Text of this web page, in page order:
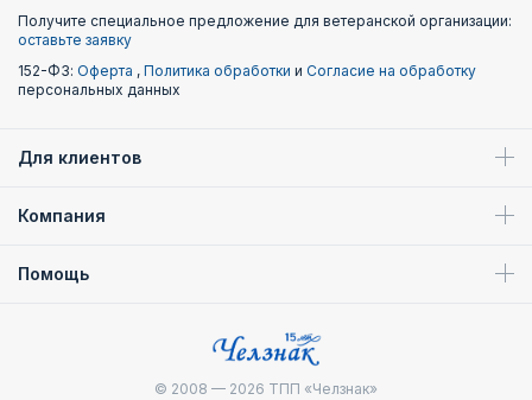
Получите специальное предложение для ветеранской организации:
оставьте заявку
152-ФЗ: Оферта , Политика обработки и Согласие на обработку
персональных данных
Для клиентов
Компания
Помощь
© 2008 — 2026 ТПП «Челзнак»